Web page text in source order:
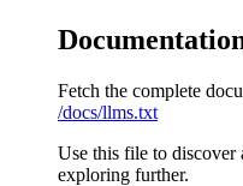
Fetch the complete
/docs/llms.txt
Use this file to discover
exploring further.